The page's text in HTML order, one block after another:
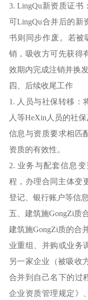
3. LingQu新资质证书
可LingQu合并后的新
书则同步作废。若被
销，吸收方可先获得
效期内完成注销并换
四、后续收尾工作
1. 人员与社保转移：
人等HeXin人员的社
信息与资质要求相匹
资质的有效性。
2. 业务与配套信息
程，办理合同主体变
登记、银行账户等信
五、建筑施GongZi质
建筑施GongZi质的合
业重组、并购或业务
另一家企业（被吸收
合并到自己名下的过
企业资质管理规定》